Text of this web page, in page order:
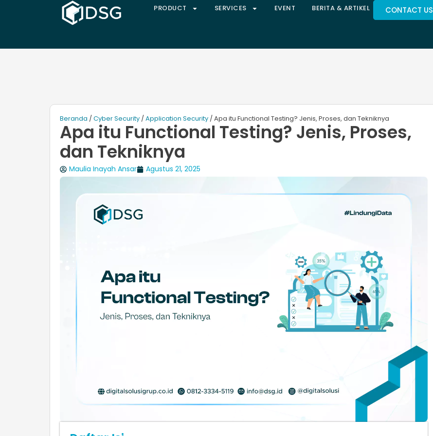
PRODUCT SERVICES EVENT BERITA & ARTIKEL CONTACT US
Beranda /Cyber Security /Application Security / Apa itu Functional Testing? Jenis, Proses, dan Tekniknya
Apa itu Functional Testing? Jenis, Proses,
dan Tekniknya
Maulia Inayah Ansar Agustus 21, 2025